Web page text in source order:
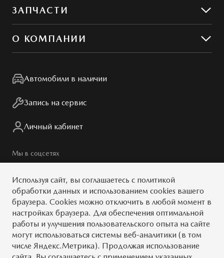
Сервис и ремонт
Обслуживание
ЗАПЧАСТИ
MZD Oil & Parts
О КОМПАНИИ
Правовая информация
Автомобили в наличии
Запись на сервис
Личный кабинет
Мы в соцсетях
Обратная связь Тест-драйв
Карта сайта Условия
Используя сайт, вы соглашаетесь с политикой
обработки данных и использованием cookies вашего
браузера. Cookies можно отключить в любой момент в
настройках браузера. Для обеспечения оптимальной
работы и улучшения пользовательского опыта на сайте
могут использоваться системы веб-аналитики (в том
числе Яндекс.Метрика). Продолжая использование